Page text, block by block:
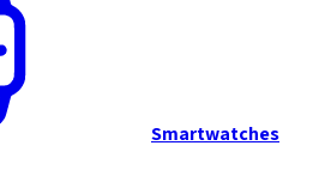
Smartwatches